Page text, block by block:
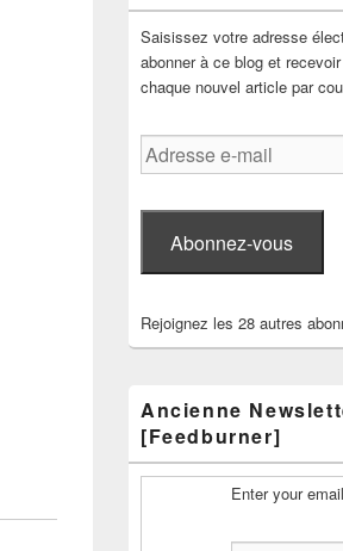
Saisissez votre adresse
abonner à ce blog et
chaque nouvel article par
Adresse
e-
Abonnez-vous
Rejoignez les 28 autres
Ancienne
[Feedburner]
Enter your